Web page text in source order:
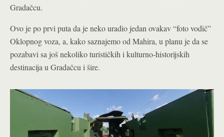
Gradačcu.
Ovo je po prvi puta da je neko uradio jedan ovakav “foto vodič”
Oklopnog voza, a, kako saznajemo od Mahira, u planu je da se
pozabavi sa još nekoliko turističkih i kulturno-historijskih
destinacija u Gradačcu i šire.